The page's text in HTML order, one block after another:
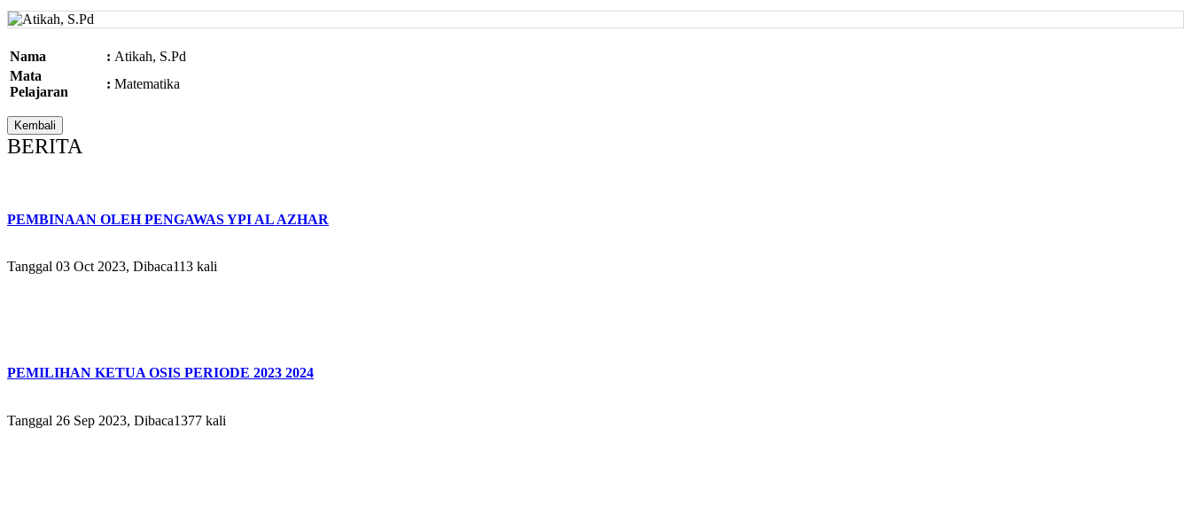
Nama : Atikah, S.Pd
Mata
Pelajaran
: Matematika
BERITA
PEMBINAAN OLEH PENGAWAS YPI AL AZHAR
Tanggal 03 Oct 2023, Dibaca113 kali
PEMILIHAN KETUA OSIS PERIODE 2023 2024
Tanggal 26 Sep 2023, Dibaca1377 kali